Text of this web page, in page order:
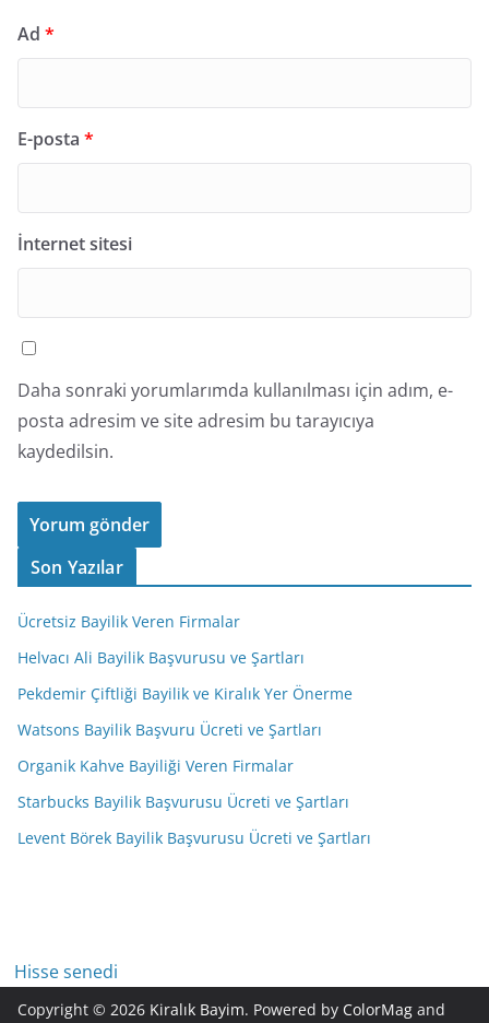
Ad *
E-posta *
İnternet sitesi
Daha sonraki yorumlarımda kullanılması için adım, e-
posta adresim ve site adresim bu tarayıcıya
kaydedilsin.
Son Yazılar
Ücretsiz Bayilik Veren Firmalar
Helvacı Ali Bayilik Başvurusu ve Şartları
Pekdemir Çiftliği Bayilik ve Kiralık Yer Önerme
Watsons Bayilik Başvuru Ücreti ve Şartları
Organik Kahve Bayiliği Veren Firmalar
Starbucks Bayilik Başvurusu Ücreti ve Şartları
Levent Börek Bayilik Başvurusu Ücreti ve Şartları
Hisse senedi
Copyright © 2026 Kiralık Bayim. Powered by ColorMag and